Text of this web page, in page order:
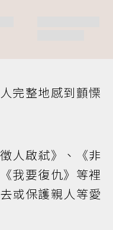
完整地感到顫慄
人啟弒》、《非
我要復仇》等裡
或保護親人等愛